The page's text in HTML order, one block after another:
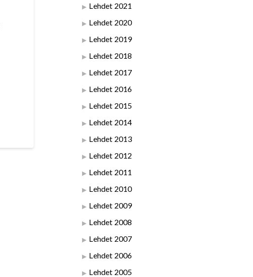
Lehdet 2021
Lehdet 2020
Lehdet 2019
Lehdet 2018
Lehdet 2017
Lehdet 2016
Lehdet 2015
Lehdet 2014
Lehdet 2013
Lehdet 2012
Lehdet 2011
Lehdet 2010
Lehdet 2009
Lehdet 2008
Lehdet 2007
Lehdet 2006
Lehdet 2005